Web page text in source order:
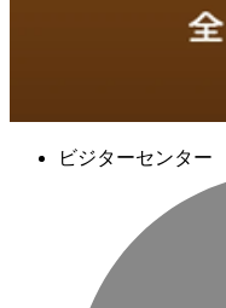
ビジターセンター